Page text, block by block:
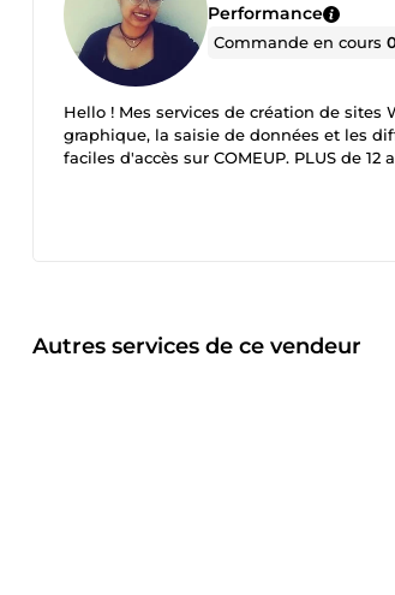
Performance
Commande en cours
Hello ! Mes services de création de
graphique, la saisie de données et les
faciles d'accès sur COMEUP. PLUS de
dans mes microservices. Au plaisir de
Autres services de ce vendeur